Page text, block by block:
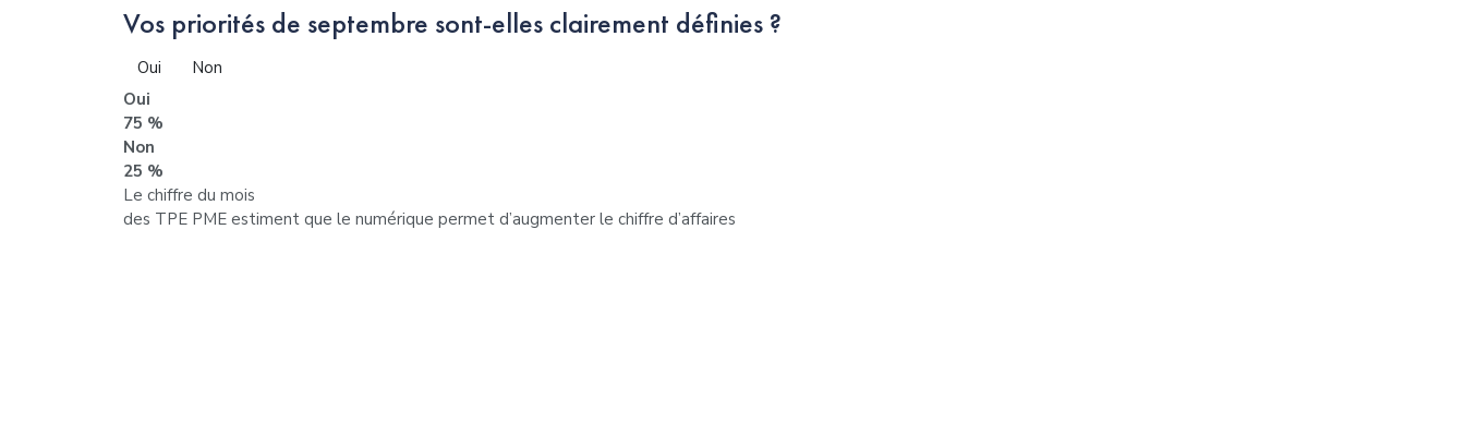
Vos priorités de septembre sont-elles clairement définies ?
Oui
Non
Oui
75 %
Non
25 %
Le chiffre du mois
des TPE PME estiment que le numérique permet d’augmenter le chiffre d’affaires